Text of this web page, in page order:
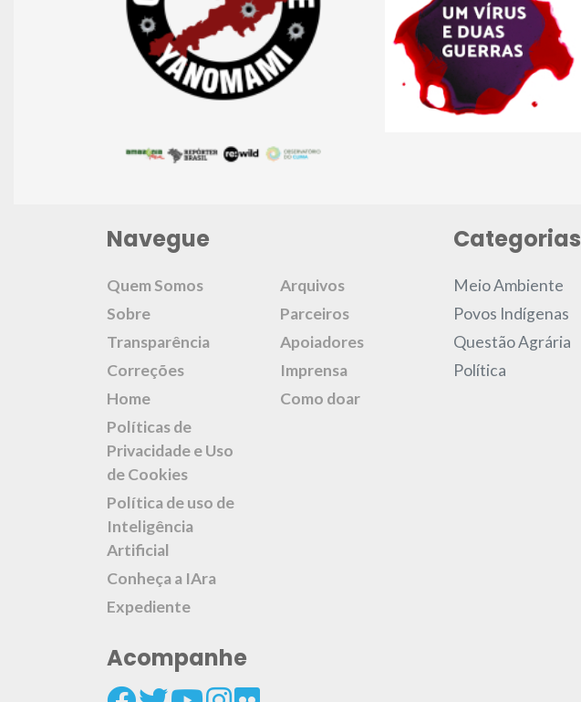
Navegue
Quem Somos
Sobre
Transparência
Correções
Home
Políticas de
Privacidade e Uso
de Cookies
Política de uso de
Inteligência
Artificial
Conheça a IAra
Expediente
Arquivos
Parceiros
Apoiadores
Imprensa
Como doar
Acompanhe
Categorias
Meio Ambiente
Povos Indígenas
Questão Agrária
Política